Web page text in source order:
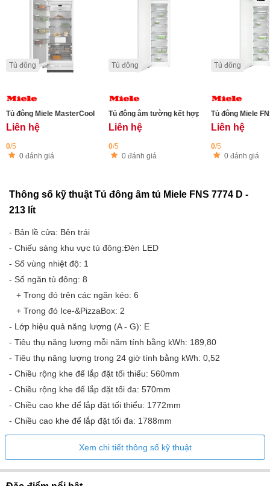
Tủ đông
Tủ đông Miele MasterCool F 2813 Vi 445L
Liên hệ
0/5
0 đánh giá
Tủ đông
Tủ đông âm tường kết hợp Miele FNS 7770 E
Liên hệ
0/5
0 đánh giá
Tủ đông
Tủ đông Miele
Liên hệ
0/5
0 đánh giá
Thông số kỹ thuật Tủ đông âm tủ Miele FNS 7774 D -
213 lít
- Bản lề cửa: Bên trái
- Chiếu sáng khu vực tủ đông:Đèn LED
- Số vùng nhiệt độ: 1
- Số ngăn tủ đông: 8
+ Trong đó trên các ngăn kéo: 6
+ Trong đó Ice-&PizzaBox: 2
- Lớp hiệu quả năng lượng (A - G): E
- Tiêu thụ năng lượng mỗi năm tính bằng kWh: 189,80
- Tiêu thụ năng lượng trong 24 giờ tính bằng kWh: 0,52
- Chiều rộng khe để lắp đặt tối thiểu: 560mm
- Chiều rộng khe để lắp đặt tối đa: 570mm
- Chiều cao khe để lắp đặt tối thiểu: 1772mm
- Chiều cao khe để lắp đặt tối đa: 1788mm
- Độ sâu khe để lắp đặt: 550mm
- Chiều rộng của thiết bị: 559mm
- Chiều cao của thiết bị: 1770mm
- Độ sâu của thiết bị: 546mm
Xem chi tiết thông số kỹ thuật